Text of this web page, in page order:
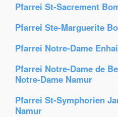
Pfarrei St-Sacrement
Pfarrei Ste-Marguerite
Pfarrei Notre-Dame
Pfarrei Notre-Dame de
Notre-Dame Namur
Pfarrei St-Symphorien
Namur